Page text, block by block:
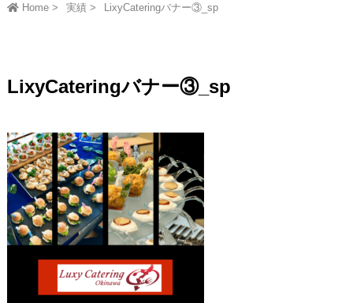
Home 実績 LixyCateringバナー③_sp
LixyCateringバナー③_sp